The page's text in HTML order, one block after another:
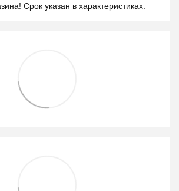
Срок указан в характеристиках.